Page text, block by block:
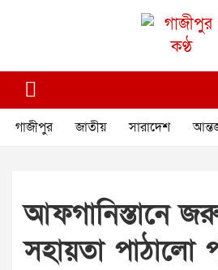
গাজীপুর কণ্ঠ
গাজীপুর জাতীয় সারাদেশ
আফগানিস্তানে
সহায়তা পাঠালো